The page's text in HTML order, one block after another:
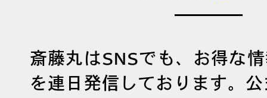
斎藤丸はSNSでも、お得な
を連日発信しております。